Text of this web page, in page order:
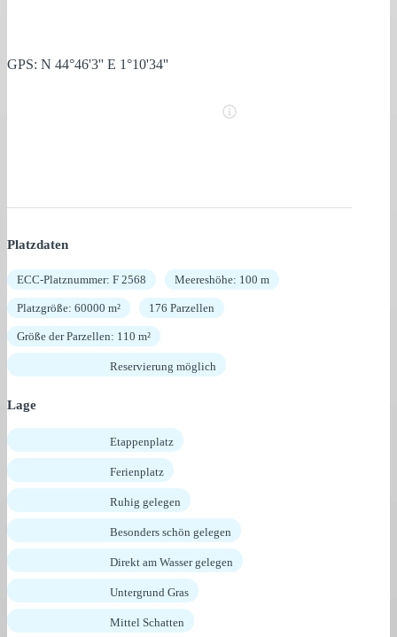
GPS: N 44°46'3'' E 1°10'34''
Platzdaten
ECC-Platznummer: F 2568 Meereshöhe: 100 m
Platzgröße: 60000 m² 176 Parzellen
Größe der Parzellen: 110 m²
Reservierung möglich
Lage
Etappenplatz
Ferienplatz
Ruhig gelegen
Besonders schön gelegen
Direkt am Wasser gelegen
Untergrund Gras
Mittel Schatten